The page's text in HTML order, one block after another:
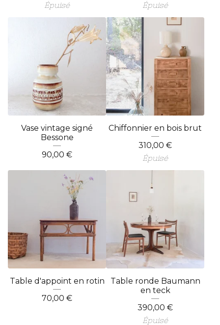
Épuisé Épuisé
Vase vintage signé
Bessone
90,00 €
Chiffonnier en bois brut
310,00 €
Épuisé
Table d'appoint en rotin
70,00 €
Table ronde Baumann
en teck
390,00 €
Épuisé